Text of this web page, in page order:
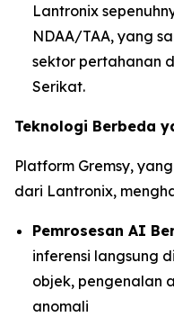
Lantronix
NDAA/TAA, yang
sektor pertahanan
Serikat.
Teknologi Berbeda
Platform Gremsy,
dari Lantronix,
Pemrosesan AI
inferensi langsung
objek, pengenalan
anomali